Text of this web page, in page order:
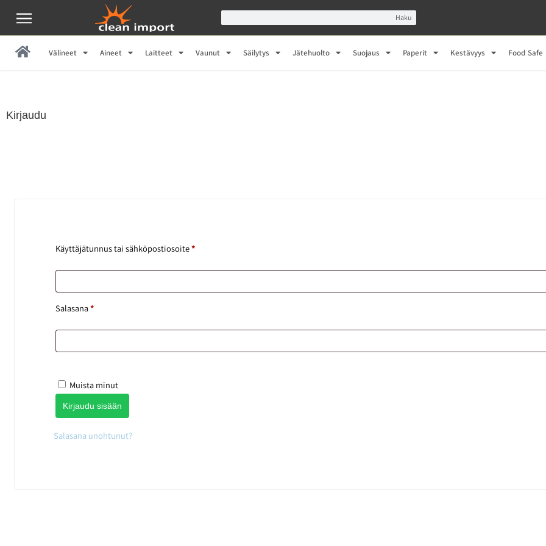
Haku
Välineet Aineet Laitteet Vaunut Säilytys Jätehuolto Suojaus Paperit Kestävyys Food Safe
Kirjaudu
Käyttäjätunnus tai sähköpostiosoite*
Salasana*
Muista minut
Kirjaudu sisään
Salasana unohtunut?